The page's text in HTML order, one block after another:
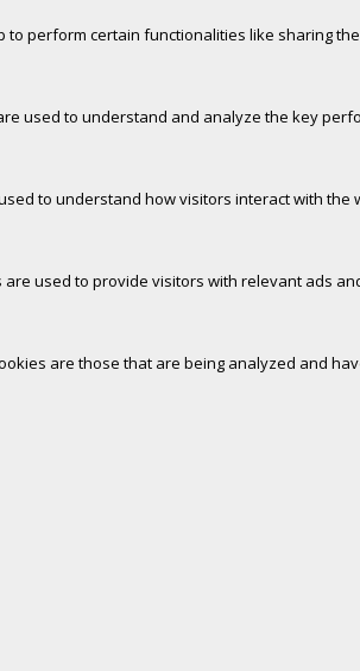
to perform certain functionalities like sharing
used to understand and analyze the key
to understand how visitors interact with
used to provide visitors with relevant ads
are those that are being analyzed and